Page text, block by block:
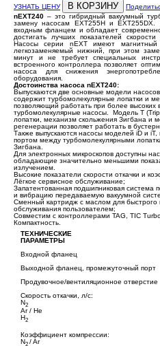
УЗНАТЬ ЦЕНУ
В КОРЗИНУ
nEXT240 – это гибридный вакуумный
замену насосам EXT255H и
входным фланцем и обладает
достигать лучших показателей
Насосы серии nEXT имеют магнитный
легкозаменяемый нижний, при этом
минут и не требует специальных
встроенного контроллера позволяет
насоса для снижения
оборудования.
Достоинства насоса nEXT240:
Выпускаются две основные модели
содержит турбомолекулярные лопатки и
позволяющий работать при более высоких
турбомолекулярные насосы. Модель Т
лопатки, механизм скольжения Зигбана и
регенерации позволяет работать в
Также выпускаются насосы моделей iD и
портом между турбомолекулярными
Зигбана.
Для электронных микроскопов доступны
обладающие значительно меньшими
излучением.
Высокие показатели скорости откачки и
Лёгкое сервисное обслуживание;
Запатентованная подшипниковая система
и вибрацию передаваемую вакуумной
Сменный картридж с маслом для быстрого
обслуживания пользователем;
Совместим с контроллерами TAG, TIC
Компактность.
ТЕХНИЧЕСКИЕ
ПАРАМЕТРЫ
Входной фланец
Выходной фланец, промежуточный порт
Продувочное/вентиляционное отверстие
Скорость откачки, л/с:
N2
Ar / He
H2
Коэффициент компрессии:
N2 / Ar